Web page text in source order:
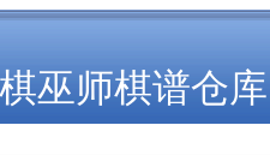
巫师棋谱仓库